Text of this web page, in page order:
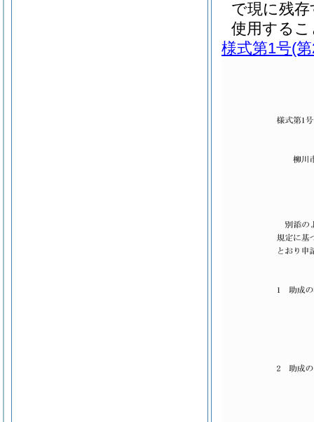
で現に残
使用する
様式第1号(